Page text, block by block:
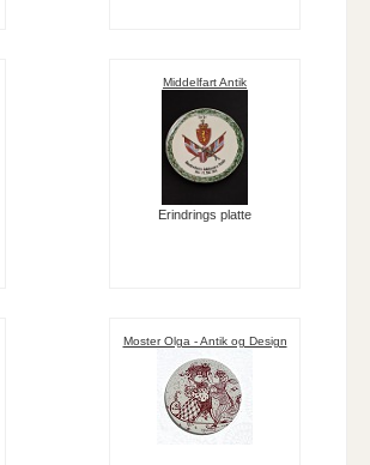
Middelfart Antik
Erindrings platte
Moster Olga - Antik og Design